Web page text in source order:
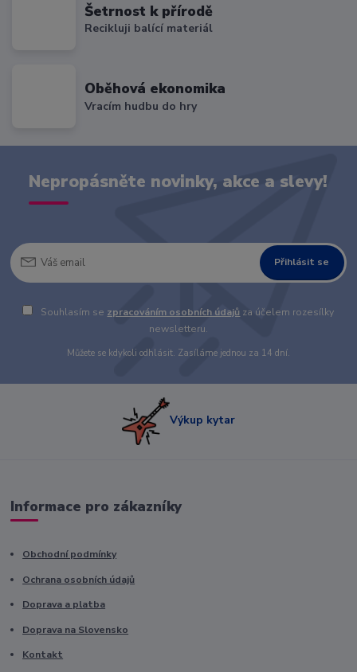
Šetrnost k přírodě
Recikluji balící materiál
Oběhová ekonomika
Vracím hudbu do hry
Nepropásněte novinky, akce a slevy!
Přihlásit se
Souhlasím se zpracováním osobních údajů za účelem rozesílky
newsletteru.
Můžete se kdykoli odhlásit. Zasíláme jednou za 14 dní.
Výkup kytar
Informace pro zákazníky
Obchodní podmínky
Ochrana osobních údajů
Doprava a platba
Doprava na Slovensko
Kontakt